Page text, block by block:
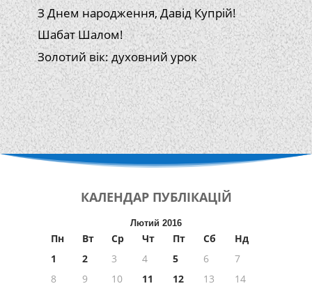
З Днем народження, Давід Купрій!
Шабат Шалом!
Золотий вік: духовний урок
КАЛЕНДАР ПУБЛІКАЦІЙ
Лютий 2016
Пн Вт Ср Чт Пт Сб
Нд
1
2 3 4 5 6
7
8
9 10 11 12 13
14